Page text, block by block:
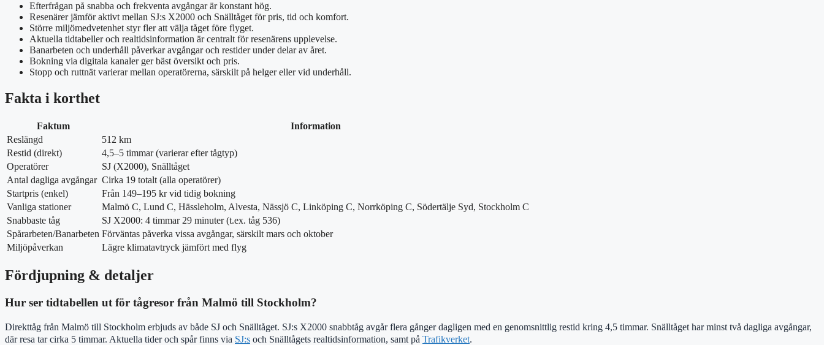
Efterfrågan på snabba och frekventa avgångar är konstant hög.
Resenärer jämför aktivt mellan SJ:s X2000 och Snälltåget för pris, tid och komfort.
Större miljömedvetenhet styr fler att välja tåget före flyget.
Aktuella tidtabeller och realtidsinformation är centralt för resenärens upplevelse.
Banarbeten och underhåll påverkar avgångar och restider under delar av året.
Bokning via digitala kanaler ger bäst översikt och pris.
Stopp och ruttnät varierar mellan operatörerna, särskilt på helger eller vid underhåll.
Fakta i korthet
Faktum
Information
Reslängd
512 km
Restid (direkt)
4,5–5 timmar (varierar efter tågtyp)
Operatörer
SJ (X2000), Snälltåget
Antal dagliga avgångar Cirka 19 totalt (alla operatörer)
Startpris (enkel)
Från 149–195 kr vid tidig bokning
Vanliga stationer
Malmö C, Lund C, Hässleholm, Alvesta, Nässjö C, Linköping C, Norrköping C, Södertälje Syd, Stockholm C
Snabbaste tåg
SJ X2000: 4 timmar 29 minuter (t.ex. tåg 536)
Spårarbeten/Banarbeten Förväntas påverka vissa avgångar, särskilt mars och oktober
Miljöpåverkan
Lägre klimatavtryck jämfört med flyg
Fördjupning & detaljer
Hur ser tidtabellen ut för tågresor från Malmö till Stockholm?
Direkttåg från Malmö till Stockholm erbjuds av både SJ och Snälltåget. SJ:s X2000 snabbtåg avgår flera gånger dagligen med en genomsnittlig restid kring 4,5 timmar. Snälltåget har minst två dagliga avgångar,
där resa tar cirka 5 timmar. Aktuella tider och spår finns via SJ:s och Snälltågets realtidsinformation, samt på Trafikverket.